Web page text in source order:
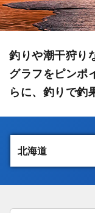
釣りや潮干狩り
グラフをピンポ
らに、釣りで釣